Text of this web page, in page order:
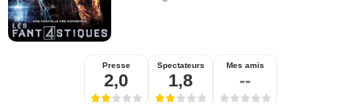
Presse
2,0
Spectateurs
1,8
Mes amis
--